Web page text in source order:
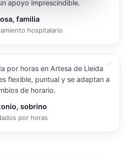
apoyo imprescindible.
familia
hospitalario
“
por horas en Artesa de Lleida
flexible, puntual y se adaptan a
de horario.
sobrino
por horas